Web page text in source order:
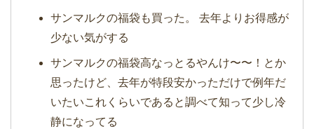
サンマルクの福袋も買った。 去年よりお得感が
少ない気がする
サンマルクの福袋高なっとるやんけ〜〜！とか
思ったけど、去年が特段安かっただけで例年だ
いたいこれくらいであると調べて知って少し冷
静になってる